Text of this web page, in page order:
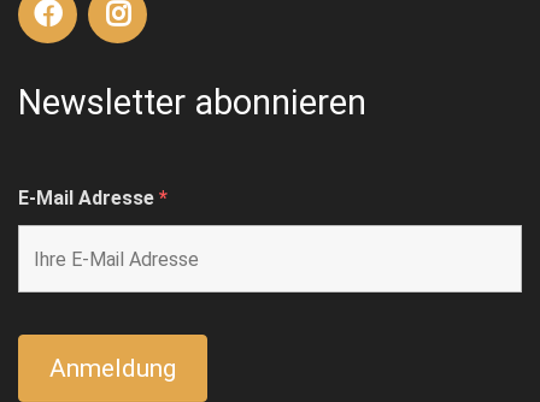
Newsletter abonnieren
E-Mail Adresse *